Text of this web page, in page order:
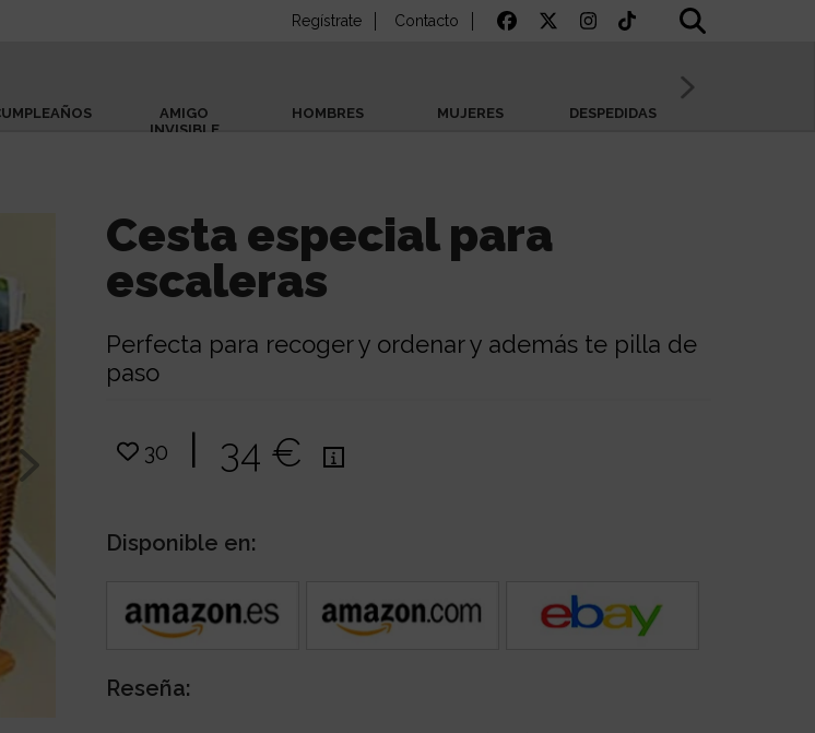
Regístrate Contacto
AMIGO
INVISIBLE
HOMBRES MUJERES DESPEDIDAS
Cesta especial para
escaleras
Perfecta para recoger y ordenar y además te pilla de
paso
30 | 34 €
Disponible en:
Reseña: